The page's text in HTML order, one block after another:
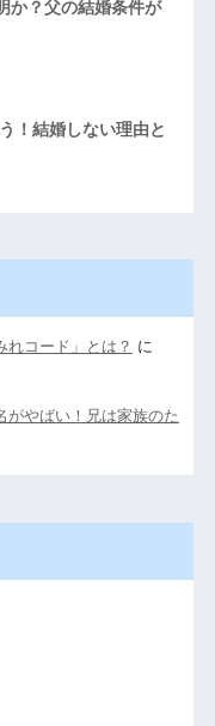
か？父の結婚条件が
！結婚しない理由と
コード」とは？ に
がやばい！兄は家族のた